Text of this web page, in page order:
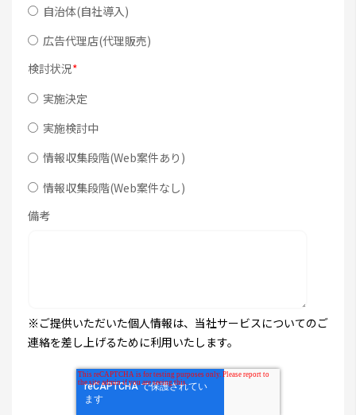
自治体(自社導入)
広告代理店(代理販売)
検討状況*
実施決定
実施検討中
情報収集段階(Web案件あり)
情報収集段階(Web案件なし)
備考
※ご提供いただいた個人情報は、当社サービスについてのご
連絡を差し上げるために利用いたします。